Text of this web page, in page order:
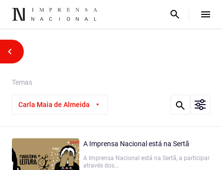
Temas
Carla Maia de Almeida
A Imprensa Nacional está na Sertã
A Imprensa Nacional está na Sertã, a participar
através dos...